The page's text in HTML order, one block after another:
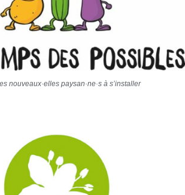
nouveaux·elles paysan·ne·s à s’installer